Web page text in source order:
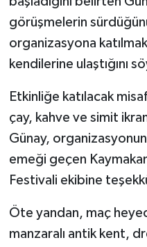
görüşmelerin
organizasyona
kendilerine ulaştığını
Etkinliğe katılacak
çay, kahve ve simit
Günay,
emeği geçen
Festivali ekibine
Öte yandan, maç
manzaralı antik kent,